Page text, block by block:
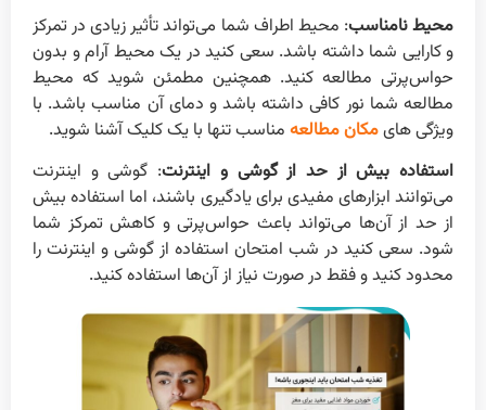
محیط نامناسب: محیط اطراف شما می‌تواند تأثیر زیادی در تمرکز
و کارایی شما داشته باشد. سعی کنید در یک محیط آرام و بدون
حواس‌پرتی مطالعه کنید. همچنین مطمئن شوید که محیط
مطالعه شما نور کافی داشته باشد و دمای آن مناسب باشد. با
ویژگی هایمکان مطالعه مناسب تنها با یک کلیک آشنا شوید.
استفاده بیش از حد از گوشی و اینترنت: گوشی و اینترنت
می‌توانند ابزارهای مفیدی برای یادگیری باشند، اما استفاده بیش
از حد از آن‌ها می‌تواند باعث حواس‌پرتی و کاهش تمرکز شما
شود. سعی کنید در شب امتحان استفاده از گوشی و اینترنت را
محدود کنید و فقط در صورت نیاز از آن‌ها استفاده کنید.